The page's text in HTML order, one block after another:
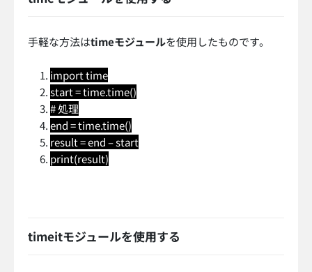
手軽な方法はtimeモジュールを使用したものです。
import time
start = time.time()
# 処理
end = time.time()
result = end – start
print(result)
timeitモジュールを使用する